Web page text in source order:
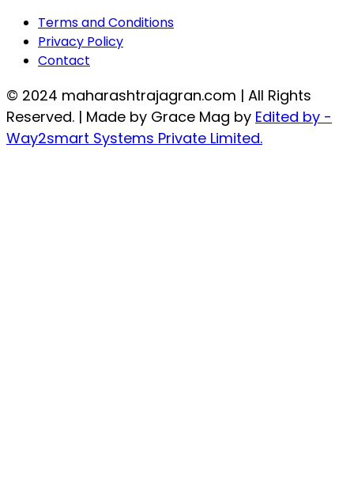
Terms and Conditions
Privacy Policy
Contact
© 2024 maharashtrajagran.com | All Rights
Reserved. | Made by Grace Mag by Edited by -
Way2smart Systems Private Limited.